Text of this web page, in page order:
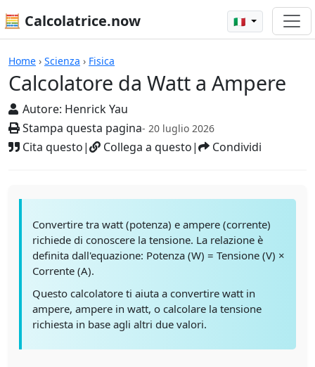
🧮 Calcolatrice.now 🇮🇹
Home › Scienza › Fisica
Calcolatore da Watt a Ampere
Autore: Henrick Yau
Stampa questa pagina- 20 luglio 2026
Cita questo| Collega a questo| Condividi
Calcolatrici
Convertire tra watt (potenza) e ampere (corrente)
richiede di conoscere la tensione. La relazione è
definita dall'equazione: Potenza (W) = Tensione (V) ×
Corrente (A).
Questo calcolatore ti aiuta a convertire watt in
ampere, ampere in watt, o calcolare la tensione
richiesta in base agli altri due valori.